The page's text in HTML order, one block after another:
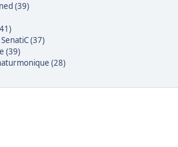
(39)
SenatiC (37)
(39)
(28)